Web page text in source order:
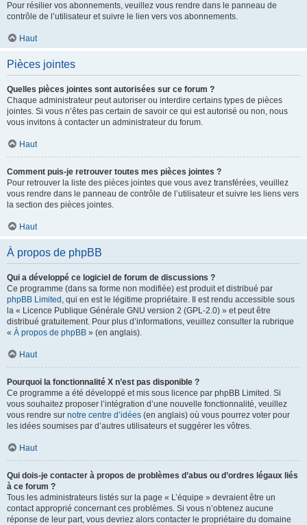
Pour résilier vos abonnements, veuillez vous rendre dans le panneau de
contrôle de l’utilisateur et suivre le lien vers vos abonnements.
Haut
Pièces jointes
Quelles pièces jointes sont autorisées sur ce forum ?
Chaque administrateur peut autoriser ou interdire certains types de pièces
jointes. Si vous n’êtes pas certain de savoir ce qui est autorisé ou non, nous
vous invitons à contacter un administrateur du forum.
Haut
Comment puis-je retrouver toutes mes pièces jointes ?
Pour retrouver la liste des pièces jointes que vous avez transférées, veuillez
vous rendre dans le panneau de contrôle de l’utilisateur et suivre les liens vers
la section des pièces jointes.
Haut
À propos de phpBB
Qui a développé ce logiciel de forum de discussions ?
Ce programme (dans sa forme non modifiée) est produit et distribué par
phpBB Limited , qui en est le légitime propriétaire. Il est rendu accessible sous
la « Licence Publique Générale GNU version 2 (GPL-2.0) » et peut être
distribué gratuitement. Pour plus d’informations, veuillez consulter la rubrique
« À propos de phpBB » (en anglais).
Haut
Pourquoi la fonctionnalité X n’est pas disponible ?
Ce programme a été développé et mis sous licence par phpBB Limited. Si
vous souhaitez proposer l’intégration d’une nouvelle fonctionnalité, veuillez
vous rendre sur notre centre d’idées (en anglais) où vous pourrez voter pour
les idées soumises par d’autres utilisateurs et suggérer les vôtres.
Haut
Qui dois-je contacter à propos de problèmes d’abus ou d’ordres légaux liés
à ce forum ?
Tous les administrateurs listés sur la page « L’équipe » devraient être un
contact approprié concernant ces problèmes. Si vous n’obtenez aucune
réponse de leur part, vous devriez alors contacter le propriétaire du domaine